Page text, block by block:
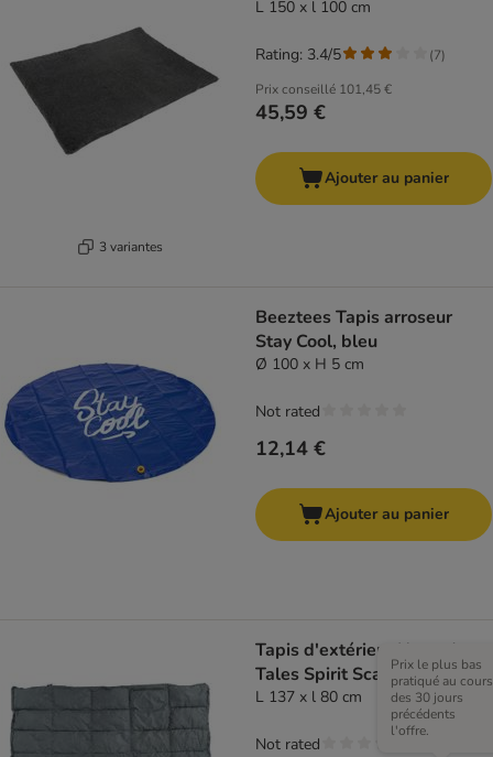
3 variantes
L 150 x l 100 cm
Prix conseillé 101,45 €
45,59 €
Rating: 3.4/5 (7)
Ajouter au panier
Beeztees Tapis arroseur
Stay Cool, bleu
Ø 100 x H 5 cm
12,14 €
Not rated
Ajouter au panier
Tapis d'extérieur Nomad
Tales Spirit Scallion
L 137 x l 80 cm
Prix le plus bas
pratiqué au cours
des 30 jours
précédents
l'offre.
Not rated